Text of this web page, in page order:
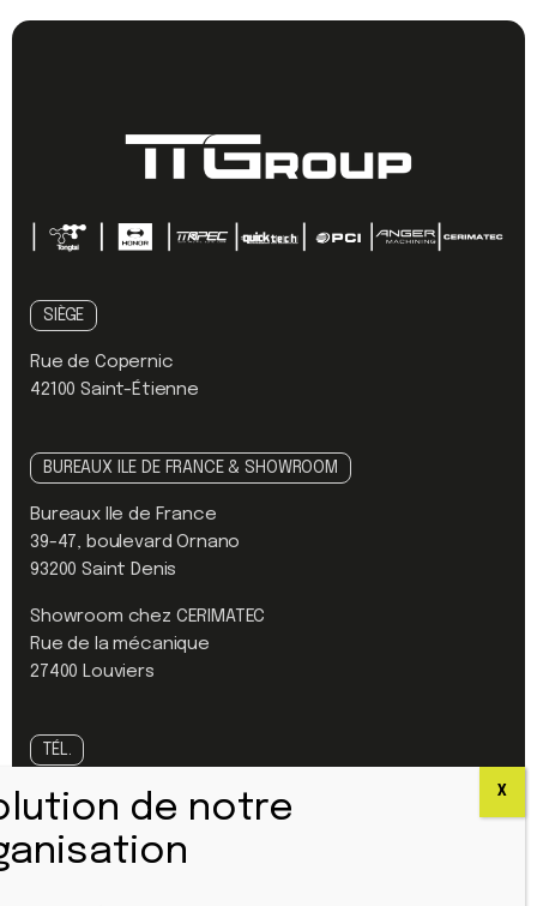
SIÈGE
Rue de Copernic
42100 Saint-Étienne
BUREAUX ILE DE FRANCE & SHOWROOM
Bureaux Ile de France
39-47, boulevard Ornano
93200 Saint Denis
Showroom chez CERIMATEC
Rue de la mécanique
27400 Louviers
TÉL.
Standard :
04 77 42 61 61
Urgence SAV : 04 77 42 60 25